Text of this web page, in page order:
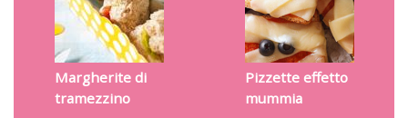
Margherite di
tramezzino
Pizzette effetto
mummia